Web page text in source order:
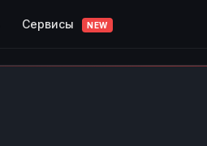
Сервисы NEW